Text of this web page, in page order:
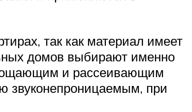
так как материал имеет
домов выбирают именно
и рассеивающим
звуконепроницаемым, при